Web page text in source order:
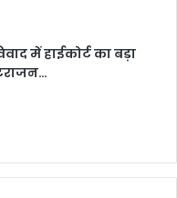
में हाईकोर्ट का बड़ा